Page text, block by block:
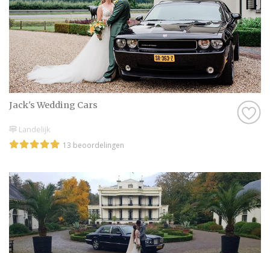
Jack's Wedding Cars
Landelijk
13 beoordelingen